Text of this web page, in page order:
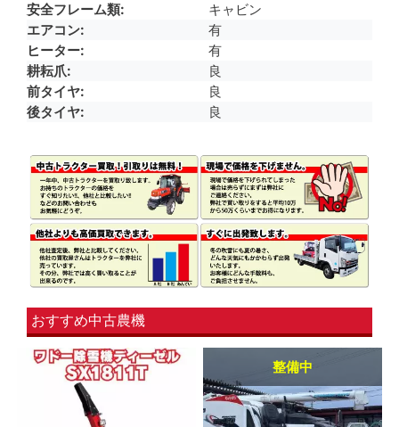
安全フレーム類
キャビン
エアコン
有
ヒーター
有
耕耘爪
良
前タイヤ
良
後タイヤ
良
おすすめ中古農機
整備中